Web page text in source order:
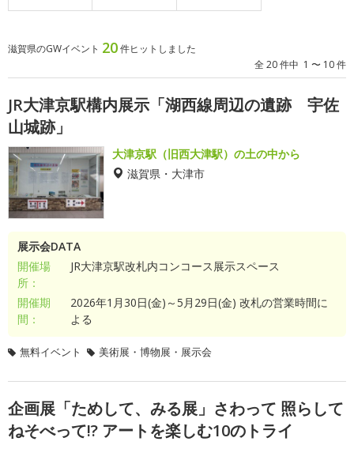
滋賀県のGWイベント 20件ヒットしました
全 20 件中 1 〜 10 件
JR大津京駅構内展示「湖西線周辺の遺跡 宇佐
山城跡」
大津京駅（旧西大津駅）の土の中から
滋賀県・大津市
展示会DATA
開催場
所：
JR大津京駅改札内コンコース展示スペース
開催期
間：
2026年1月30日(金)～5月29日(金) 改札の営業時間に
よる
無料イベント 美術展・博物展・展示会
企画展「ためして、みる展」さわって 照らして
ねそべって!? アートを楽しむ10のトライ